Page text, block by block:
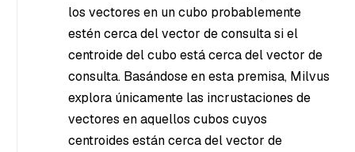
los vectores en un cubo probablemente
estén cerca del vector de consulta si el
centroide del cubo está cerca del vector de
consulta. Basándose en esta premisa, Milvus
explora únicamente las incrustaciones de
vectores en aquellos cubos cuyos
centroides están cerca del vector de